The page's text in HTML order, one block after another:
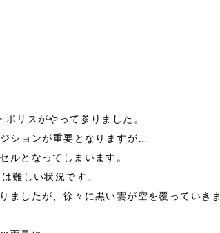
リスがやって参りました。
ションが重要となりますが…
ルとなってしまいます。
難しい状況です。
ましたが、徐々に黒い雲が空を覆っていきま